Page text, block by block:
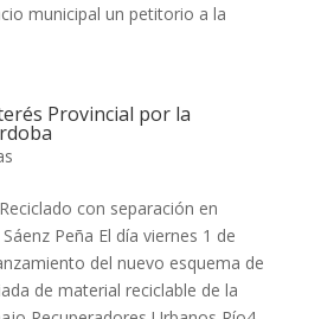
municipal un petitorio a la
Provincial por la
con separación en
Peña El día viernes 1 de
del nuevo esquema de
de material reciclable de la